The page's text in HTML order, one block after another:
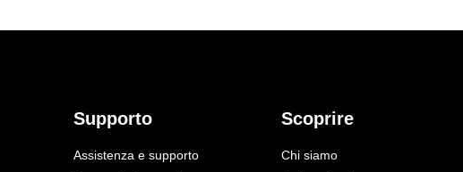
Supporto
Assistenza e supporto
Scoprire
Chi siamo